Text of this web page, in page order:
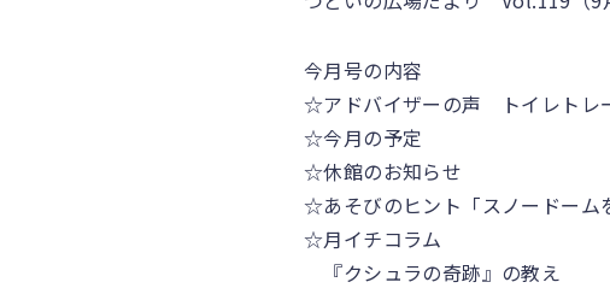
今月号の内容
☆アドバイザーの声 トイレトレ
☆今月の予定
☆休館のお知らせ
☆あそびのヒント「スノードーム
☆月イチコラム
『クシュラの奇跡』の教え